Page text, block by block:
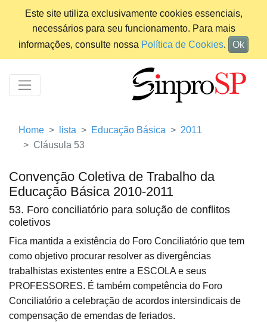
Este site utiliza exclusivamente cookies essenciais,
necessários para seu funcionamento. Para mais
informações, consulte nossa Política de Cookies. Ok
Home lista Educação Básica
2011
Cláusula 53
Convenção Coletiva de Trabalho da
Educação Básica 2010-2011
53. Foro conciliatório para solução de conflitos
coletivos
Fica mantida a existência do Foro Conciliatório que tem
como objetivo procurar resolver as divergências
trabalhistas existentes entre a ESCOLA e seus
PROFESSORES. É também competência do Foro
Conciliatório a celebração de acordos intersindicais de
compensação de emendas de feriados.